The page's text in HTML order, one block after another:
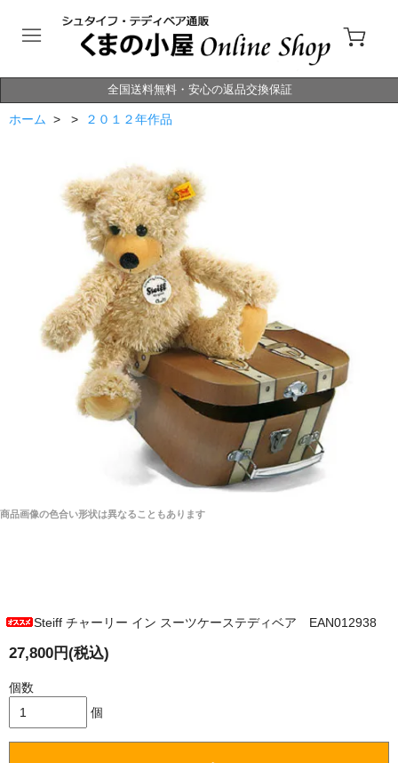
全国送料無料・安心の返品交換保証
ホーム > > ２０１２年作品
商品画像の色合い形状は異なることもあります
Steiff チャーリー イン スーツケーステディベア EAN012938
27,800円(税込)
個数
個